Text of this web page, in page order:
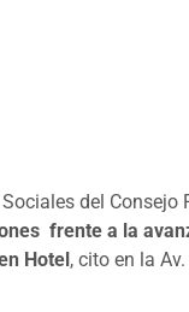
del
frente a la
Hotel, cito en la